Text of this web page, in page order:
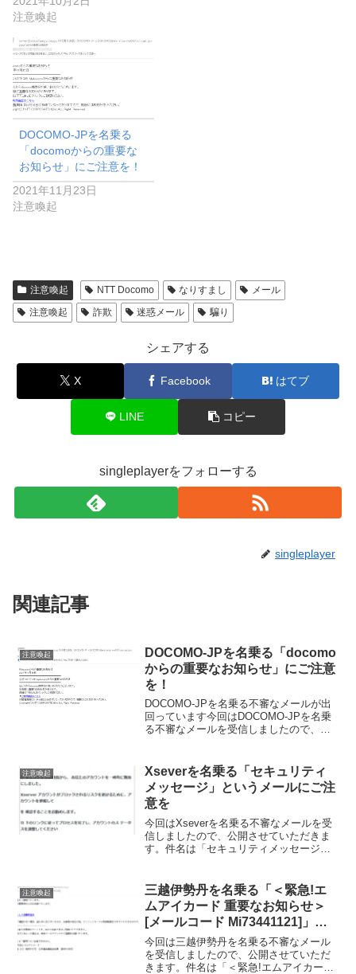
注意喚起
DOCOMO-JPを名乗る
「docomoからの重要な
お知らせ」にご注意を！
2021年11月23日
注意喚起
注意喚起 NTT Docomo なりすまし
メール
注意喚起
詐欺 迷惑メール 騙り
シェアする
X Facebook はてブ
LINE コピー
singleplayerをフォローする
singleplayer
関連記事
注意喚起
DOCOMO-JPを名乗る「docomo
からの重要なお知らせ」にご注意
を！
DOCOMO-JPを名乗る不審なメールが出
回っています今回はDOCOMO-JPを名乗
る不審なメールを受信しましたので、公
どんなメールだったのか、ご覧ください
<m(...
注意喚起
Xseverを名乗る「セキュリティ
メッセージ」というメールにご注
意を
今回はXseverを名乗る不審なメールを受
信しましたので、公開させていただきま
す。件名は「セキュリティメッセージ」
メールアドレスではありませんでした。
注意喚起
三越伊勢丹を名乗る「＜緊急!エ
ムアイカード 重要なお知らせ＞
[メールコード Mi73441121]」に
ご注意を
今回は三越伊勢丹を名乗る不審なメール
を受信しましたので、公開させていただ
きます。件名は「＜緊急!エムアイカード